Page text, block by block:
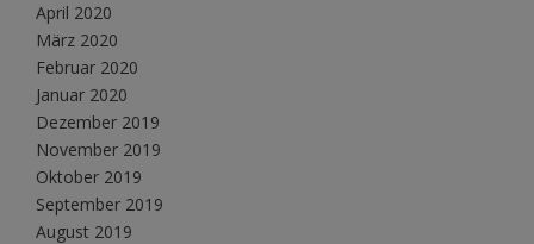
April 2020
März 2020
Februar 2020
Januar 2020
Dezember 2019
November 2019
Oktober 2019
September 2019
August 2019